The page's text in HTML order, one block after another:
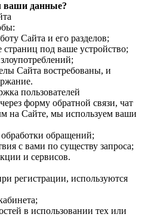
ваши данные?
Сайта и его разделов;
страниц под ваше устройство;
Сайта востребованы, и
пользователей
форму обратной связи, чат
на Сайте, мы используем ваши
обращений;
с вами по существу запроса;
и сервисов.
регистрации, используются
в использовании тех или